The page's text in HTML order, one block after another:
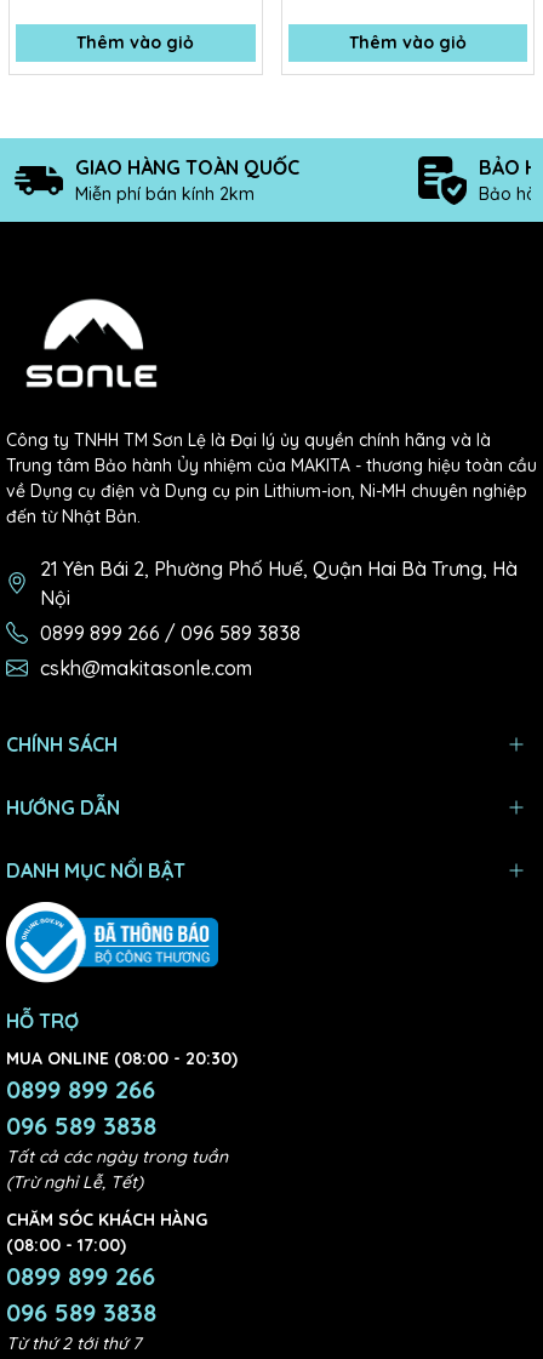
Thêm vào giỏ Thêm vào giỏ
GIAO HÀNG TOÀN QUỐC
Miễn phí bán kính 2km
BẢO
Bảo
Công ty TNHH TM Sơn Lệ là Đại lý ủy quyền chính hãng và là
Trung tâm Bảo hành Ủy nhiệm của MAKITA - thương hiệu toàn cầu
về Dụng cụ điện và Dụng cụ pin Lithium-ion, Ni-MH chuyên nghiệp
đến từ Nhật Bản.
21 Yên Bái 2, Phường Phố Huế, Quận Hai Bà Trưng, Hà
Nội
0899 899 266 / 096 589 3838
cskh@makitasonle.com
CHÍNH SÁCH
HƯỚNG DẪN
DANH MỤC NỔI BẬT
HỖ TRỢ
MUA ONLINE (08:00 - 20:30)
0899 899 266
096 589 3838
Tất cả các ngày trong tuần
(Trừ nghỉ Lễ, Tết)
CHĂM SÓC KHÁCH HÀNG
(08:00 - 17:00)
0899 899 266
096 589 3838
Từ thứ 2 tới thứ 7